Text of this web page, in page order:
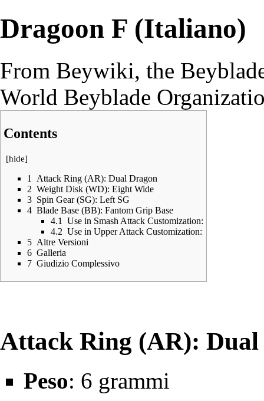
Dragoon F (Italiano)
From Beywiki, the
World Beyblade
Contents
[hide]
1
Attack Ring (AR): Dual Dragon
2 Weight Disk (WD): Eight Wide
3 Spin Gear (SG): Left SG
4 Blade Base (BB): Fantom Grip Base
4.1
Use in Smash Attack Customization:
4.2 Use in Upper Attack Customization:
5 Altre Versioni
6 Galleria
7 Giudizio Complessivo
Attack Ring (AR):
Peso: 6 grammi